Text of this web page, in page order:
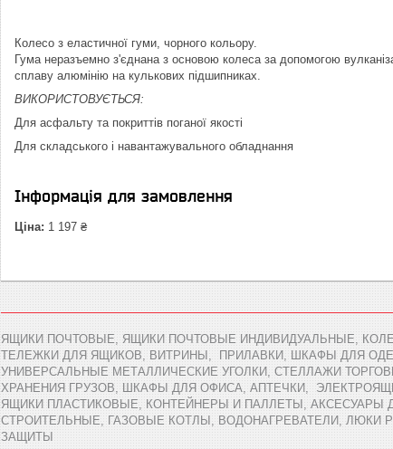
Колесо з еластичної гуми, чорного кольору.
Гума неразъемно з'єднана з основою колеса за допомогою
сплаву алюмінію на кулькових підшипниках.
ВИКОРИСТОВУЄТЬСЯ:
Для асфальту та покриттів поганої якості
Для складського і навантажувального обладнання
Інформація для замовлення
Ціна: 1 197 ₴
ЯЩИКИ ПОЧТОВЫЕ, ЯЩИКИ ПОЧТОВЫЕ ИНДИВИДУАЛЬНЫЕ,
ТЕЛЕЖКИ ДЛЯ ЯЩИКОВ, ВИТРИНЫ, ПРИЛАВКИ, ШКАФЫ ДЛЯ
УНИВЕРСАЛЬНЫЕ МЕТАЛЛИЧЕСКИЕ УГОЛКИ, СТЕЛЛАЖИ
ХРАНЕНИЯ ГРУЗОВ, ШКАФЫ ДЛЯ ОФИСА, АПТЕЧКИ,
ЯЩИКИ ПЛАСТИКОВЫЕ, КОНТЕЙНЕРЫ И ПАЛЛЕТЫ, АКСЕСУАРЫ
СТРОИТЕЛЬНЫЕ, ГАЗОВЫЕ КОТЛЫ, ВОДОНАГРЕВАТЕЛИ,
ЗАЩИТЫ